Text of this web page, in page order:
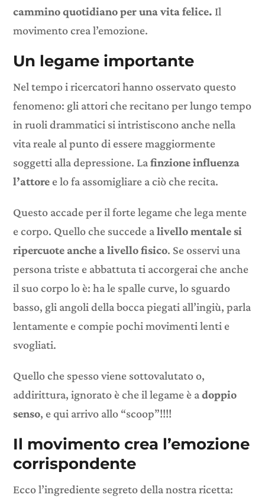
cammino quotidiano per una vita felice. Il
movimento crea l’emozione.
Un legame importante
Nel tempo i ricercatori hanno osservato questo
fenomeno: gli attori che recitano per lungo tempo
in ruoli drammatici si intristiscono anche nella
vita reale al punto di essere maggiormente
soggetti alla depressione. Lafinzione influenza
l’attoree lo fa assomigliare a ciò che recita.
Questo accade per il forte legame che lega mente
e corpo. Quello che succede alivello mentale si
ripercuote anche a livello fisico. Se osservi una
persona triste e abbattuta ti accorgerai che anche
il suo corpo lo è: ha le spalle curve, lo sguardo
basso, gli angoli della bocca piegati all’ingiù, parla
lentamente e compie pochi movimenti lenti e
svogliati.
Quello che spesso viene sottovalutato o,
addirittura, ignorato è che il legame è adoppio
senso, e qui arrivo allo “scoop”!!!!
Il movimento crea l’emozione
corrispondente
Ecco l’ingrediente segreto della nostra ricetta: